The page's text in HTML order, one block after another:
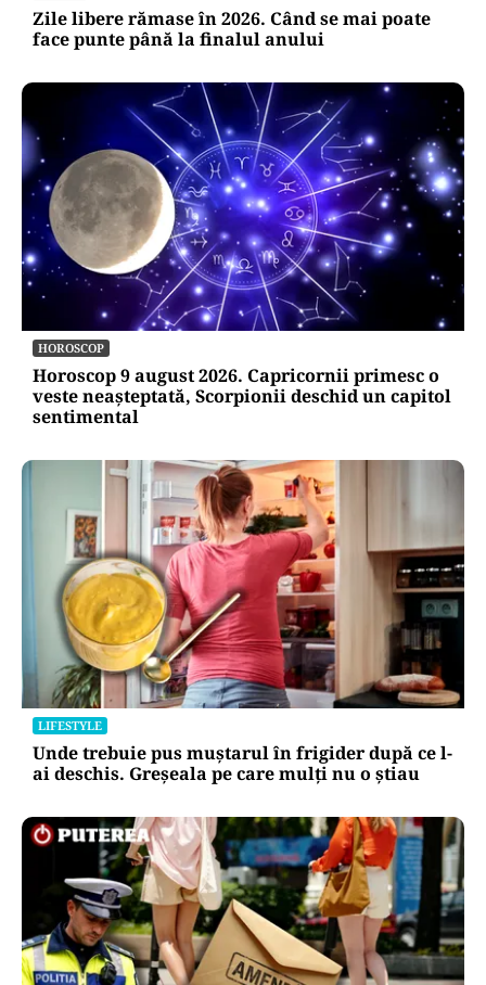
Zile libere rămase în 2026. Când se mai poate
face punte până la finalul anului
HOROSCOP
Horoscop 9 august 2026. Capricornii primesc o
veste neașteptată, Scorpionii deschid un capitol
sentimental
LIFESTYLE
Unde trebuie pus muștarul în frigider după ce l-
ai deschis. Greșeala pe care mulți nu o știau